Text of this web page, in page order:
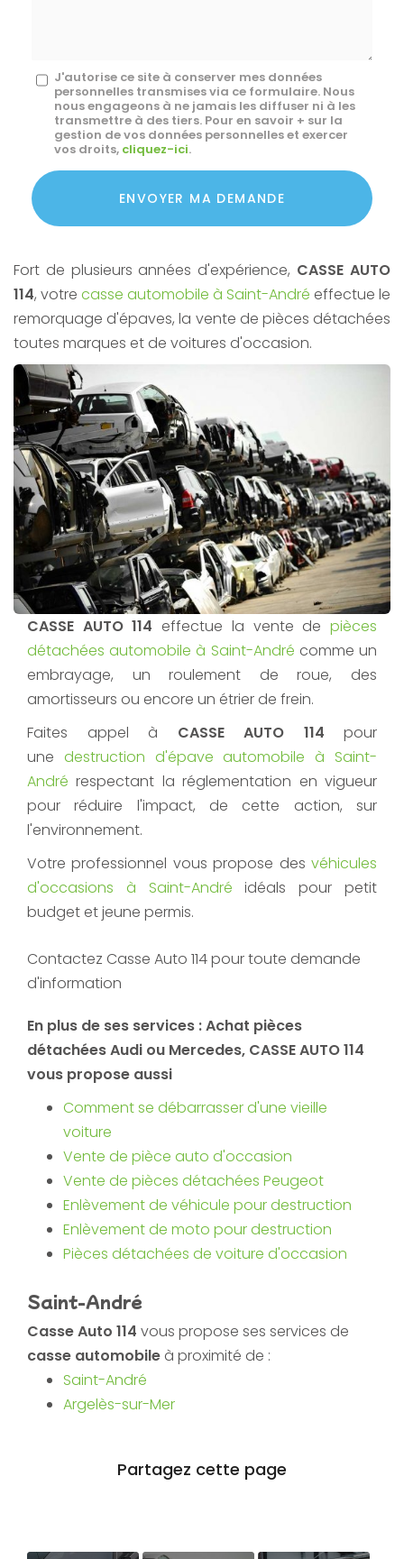
Message
J'autorise ce site à conserver mes données
personnelles transmises via ce formulaire. Nous
nous engageons à ne jamais les diffuser ni à les
transmettre à des tiers. Pour en savoir + sur la
gestion de vos données personnelles et exercer
vos droits, cliquez-ici.
Acceptation
RGPD
*
ENVOYER MA DEMANDE
Fort de plusieurs années d'expérience, CASSE AUTO
114, votre casse automobile à Saint-André effectue le
remorquage d'épaves, la vente de pièces détachées
toutes marques et de voitures d'occasion.
CASSE AUTO 114 effectue la vente depièces
détachées automobile à Saint-André comme un
embrayage, un roulement de roue, des
amortisseurs ou encore un étrier de frein.
Faites appel à CASSE AUTO 114 pour
une destruction d'épave automobile à Saint-
André respectant la réglementation en vigueur
pour réduire l'impact, de cette action, sur
l'environnement.
Votre professionnel vous propose des véhicules
d'occasions à Saint-André idéals pour petit
budget et jeune permis.
Contactez Casse Auto 114 pour toute demande
d'information
En plus de ses services :Achat pièces
détachées Audi ou Mercedes, CASSE AUTO 114
vous propose aussi
Comment se débarrasser d'une vieille
voiture
Vente de pièce auto d'occasion
Vente de pièces détachées Peugeot
Enlèvement de véhicule pour destruction
Enlèvement de moto pour destruction
Pièces détachées de voiture d'occasion
Saint-André
Casse Auto 114 vous propose ses services de
casse automobile à proximité de :
Saint-André
Argelès-sur-Mer